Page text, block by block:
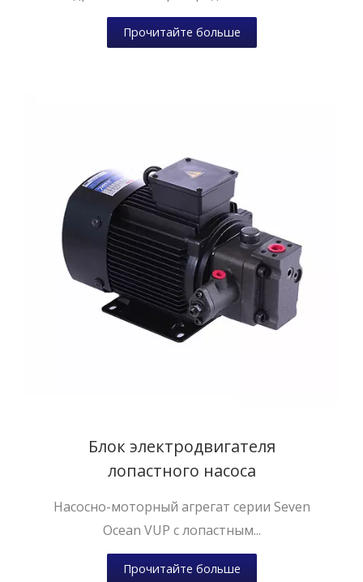
Прочитайте больше
Блок электродвигателя
лопастного насоса
Насосно-моторный агрегат серии Seven
Ocean VUP с лопастным...
Прочитайте больше